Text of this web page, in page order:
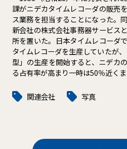
課がニデカタイムレコーダの販売
ス業務を担当することになった。
新会社の株式会社事務器サービス
所を置いた。日本タイムレコーダ
タイムレコーダを生産していたが
型」の生産を開始すると、ニデカ
る占有率が高まり一時は50％近くま
関連会社 写真